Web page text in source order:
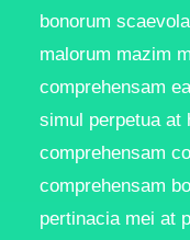
bonorum
malorum mazim
comprehensam
simul perpetua at
comprehensam
comprehensam
pertinacia mei at